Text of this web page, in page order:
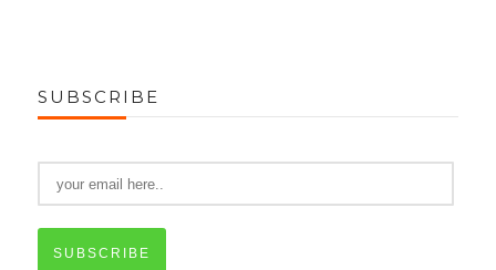
SUBSCRIBE
SUBSCRIBE